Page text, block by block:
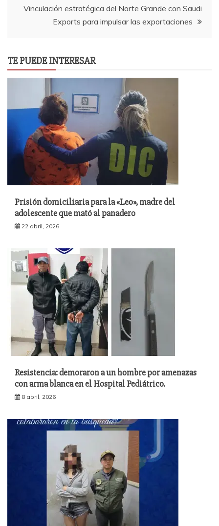
entradas
Vinculación estratégica del Norte Grande con Saudi
Exports para impulsar las exportaciones
TE PUEDE INTERESAR
Prisión domiciliaria para la «Leo», madre del
adolescente que mató al panadero
22 abril, 2026
Resistencia: demoraron a un hombre por amenazas
con arma blanca en el Hospital Pediátrico.
8 abril, 2026